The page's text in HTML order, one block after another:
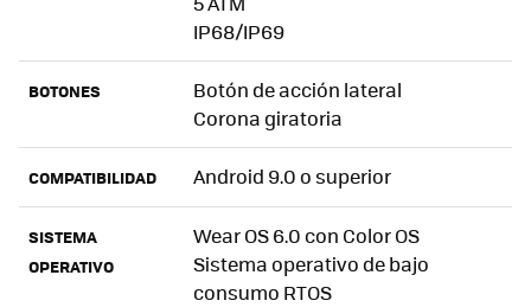
IP68/IP69
BOTONES
Botón de acción lateral
Corona giratoria
COMPATIBILIDAD Android 9.0 o superior
SISTEMA
OPERATIVO
Wear OS 6.0 con Color OS
Sistema operativo de bajo
consumo RTOS